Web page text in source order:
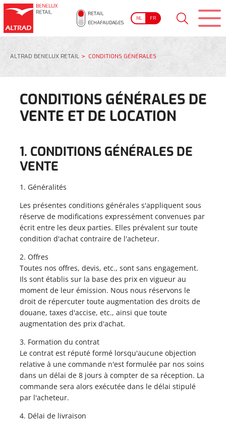
RETAIL
ÉCHAFAUDAGES
NL FR
ALTRAD BENELUX RETAIL CONDITIONS GÉNÉRALES
CONDITIONS GÉNÉRALES DE
VENTE ET DE LOCATION
1. CONDITIONS GÉNÉRALES DE
VENTE
1. Généralités
Les présentes conditions générales s'appliquent sous
réserve de modifications expressément convenues par
écrit entre les deux parties. Elles prévalent sur toute
condition d'achat contraire de l'acheteur.
2. Offres
Toutes nos offres, devis, etc., sont sans engagement.
Ils sont établis sur la base des prix en vigueur au
moment de leur émission. Nous nous réservons le
droit de répercuter toute augmentation des droits de
douane, taxes d'accise, etc., ainsi que toute
augmentation des prix d'achat.
3. Formation du contrat
Le contrat est réputé formé lorsqu'aucune objection
relative à une commande n'est formulée par nos soins
dans un délai de 8 jours à compter de sa réception. La
commande sera alors exécutée dans le délai stipulé
par l'acheteur.
4. Délai de livraison